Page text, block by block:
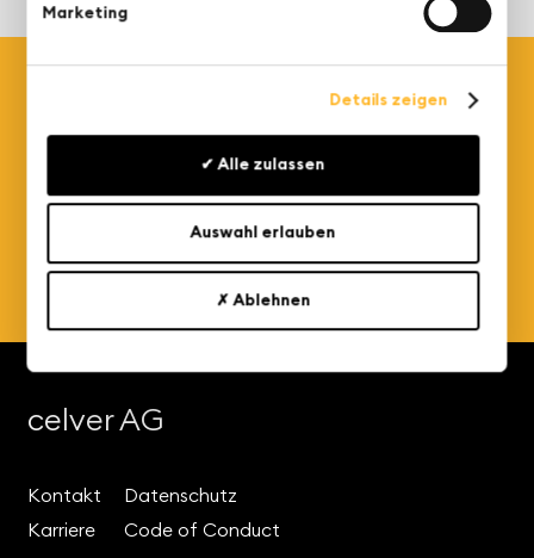
Marketing
Details zeigen
✔ Alle zulassen
Auswahl erlauben
✗ Ablehnen
zu Smart Planning, Smart Analytics, Smart Data
und Smart Cloud.
anmelden
celver AG
Kontakt
Karriere
Datenschutz
Code of Conduct